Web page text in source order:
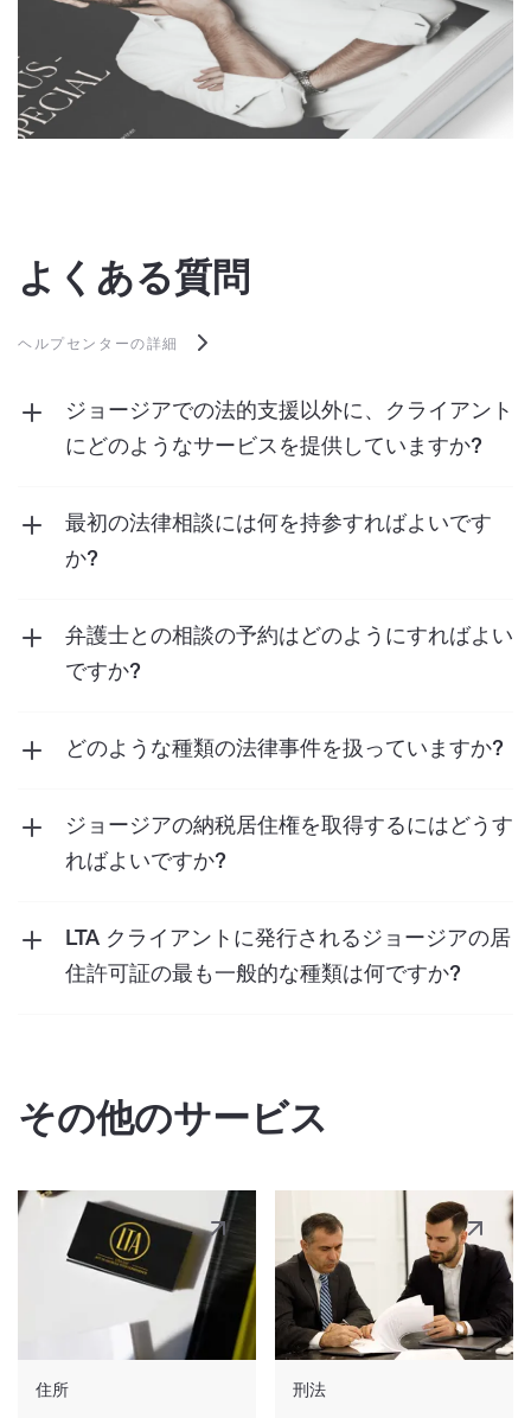
よくある質問
ヘルプセンターの詳細
ジョージアでの法的支援以外に、クライアント
にどのようなサービスを提供していますか?
計サービス、仲介サービス、内部監査サービ
スなど、幅広いサービスをクライアントに提供
最初の法律相談には何を持参すればよいです
か?
事件に関連する文書をお持ちください。これに
より、私たちはあなたの状況をよりよく理解
す。
弁護士との相談の予約はどのようにすればよい
ですか?
接お電話いただくことで、ご相談をご予約いた
とする法的支援を提供する準備ができていま
す。
どのような種類の法律事件を扱っていますか?
ンブル、暗号通貨法、刑事弁護など、さまざま
な案件を取り扱っております。
ジョージアの納税居住権を取得するにはどうす
ればよいですか?
● 12 か月の期間内に 183 日間ジョージアに滞
在できます。
ションには次の要件があります。
る必要があります。
● 個人はジョージアの居住許可証を持っている
か、またはジョージア源泉の年間所得が
25,000ジョージアラリである必要がありま
LTA クライアントに発行されるジョージアの居
住許可証の最も一般的な種類は何ですか?
国人とその家族に発行されます。期間は 0.5 ～
投資目的の居住許可証
- 発行先:
- ジョージアに少なくとも 30 万米ドル相当の
GEL を投資した外国人とその家族 (その他の条
件も適用されます)。投資固有の条件を 5 年間
満たした後、その人は永住権を取得する資格が
あります。
その他のサービス
住所 刑法